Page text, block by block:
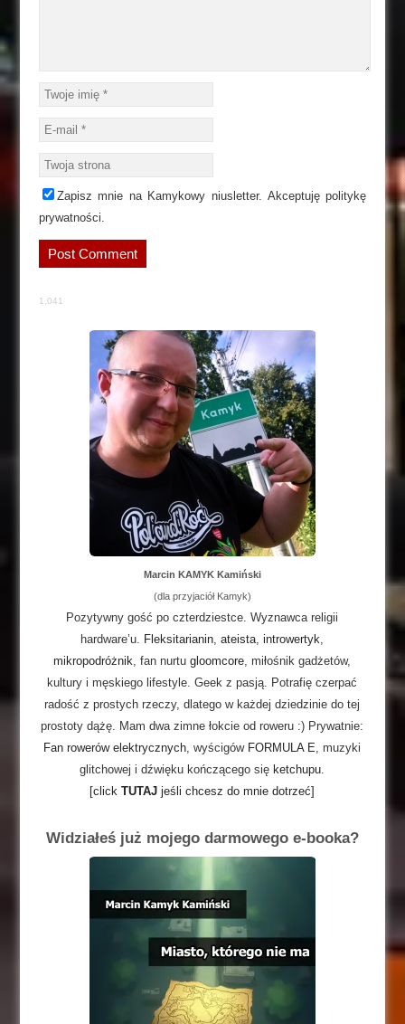
Zapisz mnie na Kamykowy niusletter. Akceptuję politykę
prywatności.
1,041
Marcin KAMYK Kamiński
(dla przyjaciół Kamyk)
Pozytywny gość po czterdziestce. Wyznawca religii
hardware’u.
Fleksitarianin ,ateista ,introwertyk
mikropodróżnik , fan nurtugloomcore , miłośnik gadżetów,
kultury i męskiego lifestyle. Geek z pasją. Potrafię czerpać
radość z prostych rzeczy, dlatego w każdej dziedzinie do tej
prostoty dążę. Mam dwa zimne łokcie od roweru :) Prywatnie:
Fan rowerów elektrycznych , wyścigów FORMULA E , muzyki
glitchowej i dźwięku kończącego się ketchupu
[clickTUTAJ jeśli chcesz do mnie dotrzeć]
Widziałeś już mojego darmowego e-booka?